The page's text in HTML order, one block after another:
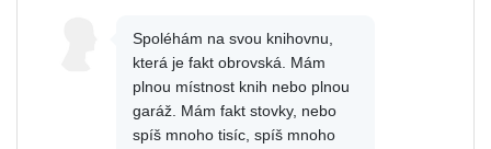
Spoléhám na svou knihovnu,
která je fakt obrovská. Mám
plnou místnost knih nebo plnou
garáž. Mám fakt stovky, nebo
spíš mnoho tisíc, spíš mnoho